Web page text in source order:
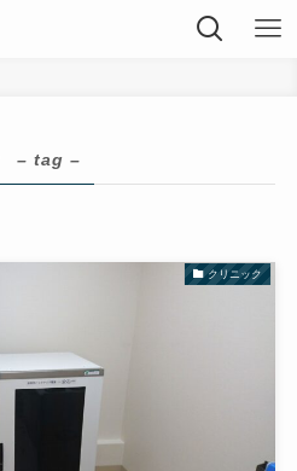
– tag –
クリニック